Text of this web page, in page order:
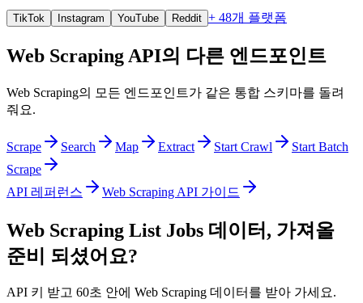
TikTok Instagram YouTube Reddit + 48개 플랫폼
Web Scraping API의 다른 엔드포인트
Web Scraping의 모든 엔드포인트가 같은 통합 스키마를 돌려
줘요.
Scrape Search Map Extract Start Crawl
Start Batch
Scrape
API 레퍼런스
Web Scraping API 가이드
Web Scraping List Jobs 데이터, 가져올
준비 되셨어요?
API 키 받고 60초 안에 Web Scraping 데이터를 받아 가세요.